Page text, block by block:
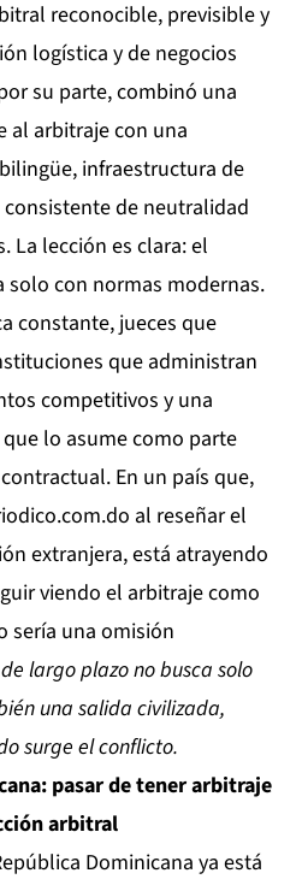
reconocible, previsible y
logística y de negocios
su parte, combinó una
al arbitraje con una
infraestructura de
de neutralidad
La lección es clara: el
solo con normas modernas.
constante, jueces que
que administran
competitivos y una
lo asume como parte
En un país que,
al reseñar el
extranjera, está atrayendo
viendo el arbitraje como
sería una omisión
largo plazo no busca solo
una salida civilizada,
surge el conflicto.
pasar de tener arbitraje
arbitral
Dominicana ya está